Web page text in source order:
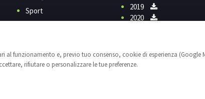
al funzionamento e, previo tuo consenso, cookie di esperienza (Google
rifiutare o personalizzare le tue preferenze.
Sport
Privacy
2019
2020